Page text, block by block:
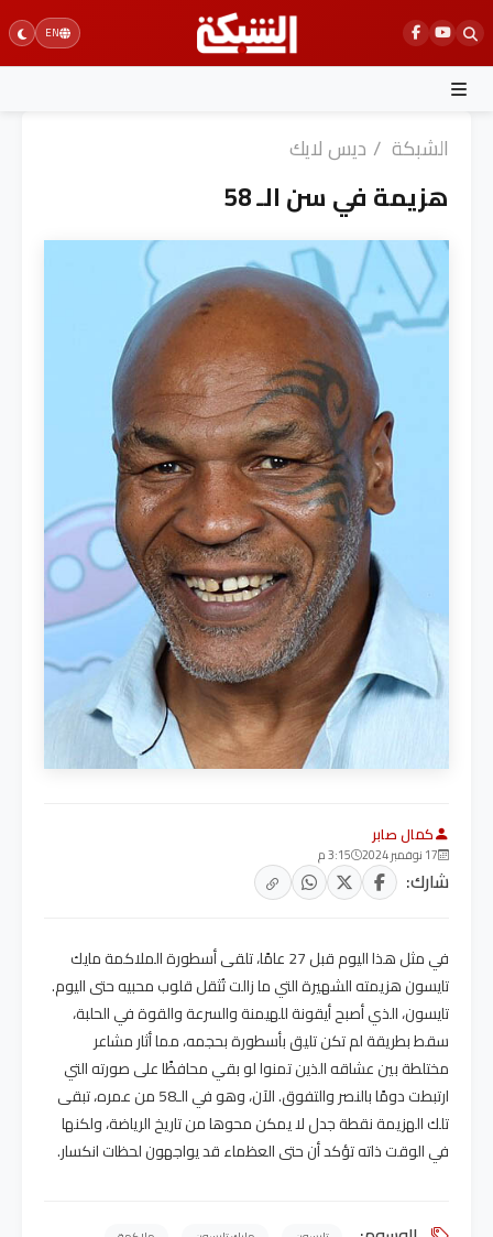
Skip
to
content
EN
الشبكة / ديس لايك
هزيمة في سن الـ 58
كمال صابر
17 نوفمبر 2024 3:15 م
شارك:
في مثل هذا اليوم قبل 27 عامًا، تلقى أسطورة الملاكمة مايك
تايسون هزيمته الشهيرة التي ما زالت تُثقل قلوب محبيه حتى اليوم.
تايسون، الذي أصبح أيقونة للهيمنة والسرعة والقوة في الحلبة،
سقط بطريقة لم تكن تليق بأسطورة بحجمه، مما أثار مشاعر
مختلطة بين عشاقه الذين تمنوا لو بقي محافظًا على صورته التي
ارتبطت دومًا بالنصر والتفوق. الآن، وهو في الـ58 من عمره، تبقى
تلك الهزيمة نقطة جدل لا يمكن محوها من تاريخ الرياضة، ولكنها
في الوقت ذاته تؤكد أن حتى العظماء قد يواجهون لحظات انكسار.